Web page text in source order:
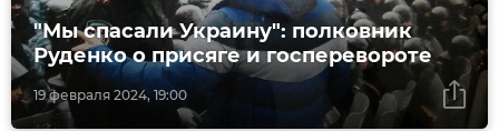
19 февраля 2024, 19:00
"Мы спасали Украину": полковник
Руденко о присяге и госперевороте